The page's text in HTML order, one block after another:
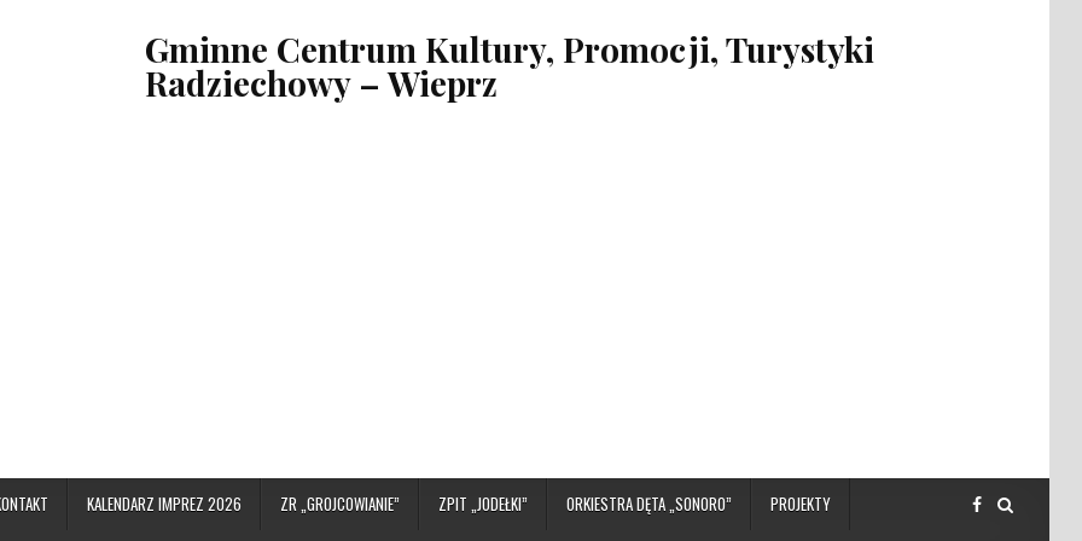
Gminne Centrum Kultury, Promocji, Turystyki
Radziechowy – Wieprz
KALENDARZ IMPREZ 2026 ZR „GROJCOWIANIE” ZPIT „JODEŁKI” ORKIESTRA DĘTA „SONORO” PROJEKTY